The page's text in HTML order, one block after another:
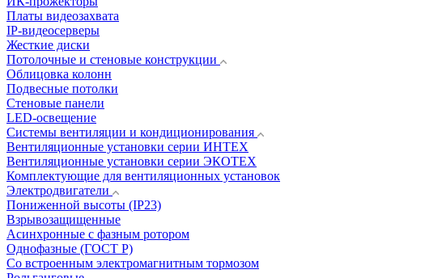
Платы видеозахвата
IP-видеосерверы
Жесткие диски
Потолочные и стеновые конструкции
Облицовка колонн
Подвесные потолки
Стеновые панели
LED-освещение
Системы вентиляции и кондиционирования
Вентиляционные установки серии ИНТЕХ
Вентиляционные установки серии ЭКОТЕХ
Комплектующие для вентиляционных установок
Электродвигатели
Пониженной высоты (IP23)
Взрывозащищенные
Асинхронные с фазным ротором
Однофазные (ГОСТ Р)
Со встроенным электромагнитным тормозом